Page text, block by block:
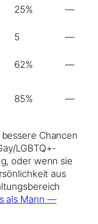
25%
—
5
—
62%
—
85% —
Chancen
LGBTQ+-
oder wenn sie
aus
als Mann —